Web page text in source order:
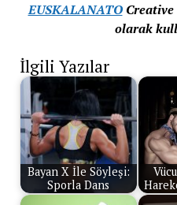
EUSKALANATOCreative
olarak
İlgili Yazılar
Bayan X İle Söyleşi:
Sporla Dans